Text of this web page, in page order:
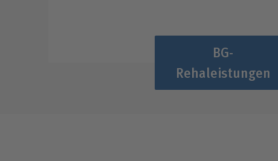
BG-
Rehaleistungen